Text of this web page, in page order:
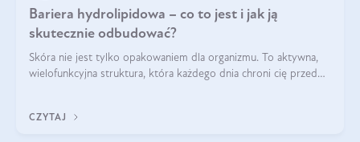
Bariera hydrolipidowa – co to jest i jak ją
skutecznie odbudować?
Skóra nie jest tylko opakowaniem dla organizmu. To aktywna,
wielofunkcyjna struktura, która każdego dnia chroni cię przed
bariera hydrolipidowa.
CZYTAJ